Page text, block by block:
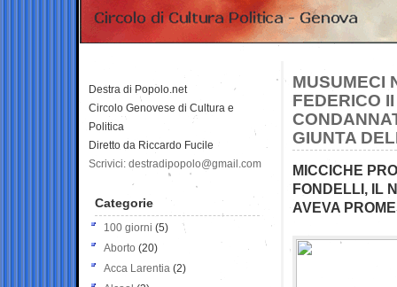
MUSUMECI
FEDERICO
GIUNTA
MICCICHE
FONDELLI, IL
AVEVA
Destra di Popolo.net
Circolo Genovese di Cultura e
Politica
Diretto da Riccardo Fucile
Scrivici: destradipopolo@gmail.com
Categorie
100 giorni (5)
Aborto (20)
Acca Larentia (2)